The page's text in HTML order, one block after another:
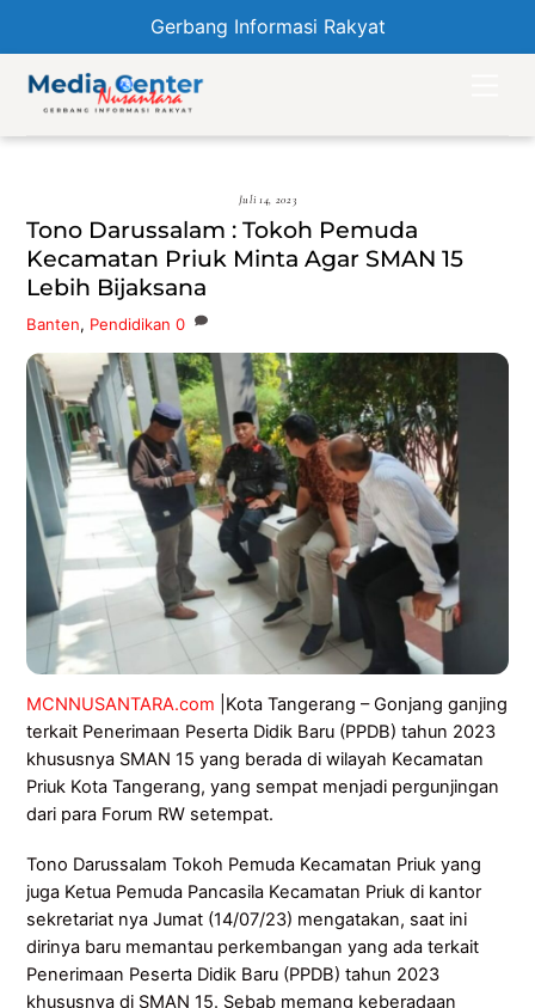
Gerbang Informasi Rakyat
content
Juli 14, 2023
Tono Darussalam : Tokoh Pemuda
Kecamatan Priuk Minta Agar SMAN 15
Lebih Bijaksana
Banten, Pendidikan 0
MCNNUSANTARA.com |Kota Tangerang – Gonjang ganjing
terkait Penerimaan Peserta Didik Baru (PPDB) tahun 2023
khususnya SMAN 15 yang berada di wilayah Kecamatan
Priuk Kota Tangerang, yang sempat menjadi pergunjingan
dari para Forum RW setempat.
Tono Darussalam Tokoh Pemuda Kecamatan Priuk yang
juga Ketua Pemuda Pancasila Kecamatan Priuk di kantor
sekretariat nya Jumat (14/07/23) mengatakan, saat ini
dirinya baru memantau perkembangan yang ada terkait
Penerimaan Peserta Didik Baru (PPDB) tahun 2023
khususnya di SMAN 15. Sebab memang keberadaan